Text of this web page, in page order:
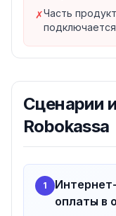
платежей.
юрлиц. Бесшовная
платы для
чеков по
НПД:
схеме Robokassa
клиенту и
✗Часть
Сценарии
Robokassa
1
оплаты в